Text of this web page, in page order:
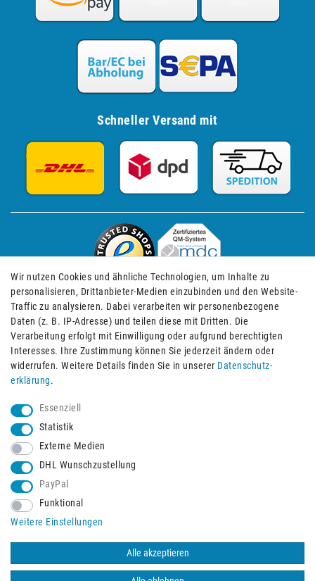
Schneller Versand mit
Impressum Daten­schutz­erklärung AGB
© 2026 Burbach+Goetz Deutsche Sanitätshaus GmbH
vorbehalten. Alle Preise verstehen sich inklusive der Mehrwertsteuer,
Wir nutzen Cookies und ähnliche Technologien, um Inhalte zu
personalisieren, Drittanbieter-Medien einzubinden und den Website-
Traffic zu analysieren. Dabei verarbeiten wir personenbezogene
Daten (z. B. IP-Adresse) und teilen diese mit Dritten. Die
Verarbeitung erfolgt mit Einwilligung oder aufgrund berechtigten
Interesses. Ihre Zustimmung können Sie jederzeit ändern oder
widerrufen. Weitere Details finden Sie in unserer Daten­schutz­
erklärung.
Essenziell
Statistik
Externe Medien
DHL Wunschzustellung
PayPal
Funktional
Weitere Einstellungen
Alle akzeptieren